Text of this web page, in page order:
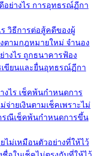
อย่างไร การอุทธรณ์ฏีกา
วิธีการต่อสู้คดีของผู้
ตามกฎหมายใหม่ จำนอง
งไร ถูกธนาคารฟ้อง
เขียนและยื่นอุทธรณ์ฏีกา
งไร เช็คพ้นกำหนดการ
จ่ายเงินตามเช็คเพราะไม่
รณีเช็คพ้นกำหนดการขึ้น
ไม่เหมือนตัวอย่างที่ให้ไว้